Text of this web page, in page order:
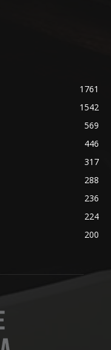
1761
1542
569
446
317
288
236
224
200